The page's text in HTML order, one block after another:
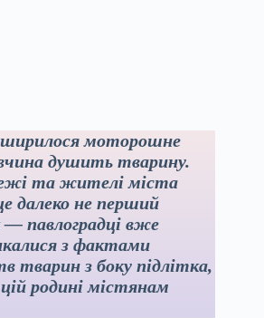
моторошне
душить тварину.
та жителі міста
далеко не перший
— павлоградці вже
з фактами
тварин з боку підлітка,
родині містянам